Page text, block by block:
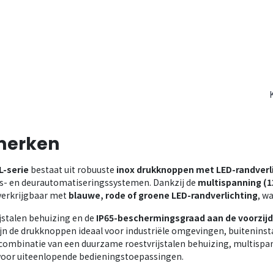
serie bestaat uit robuuste inox drukknoppen met LED-
en deurautomatiseringssystemen. Dankzij de multispanning
met blauwe, rode of groene LED-randverlichting,
behuizing en de IP65-beschermingsgraad aan de
de drukknoppen ideaal voor industriële omgevingen,
van een duurzame roestvrijstalen behuizing,
uiteenlopende bedieningstoepassingen.